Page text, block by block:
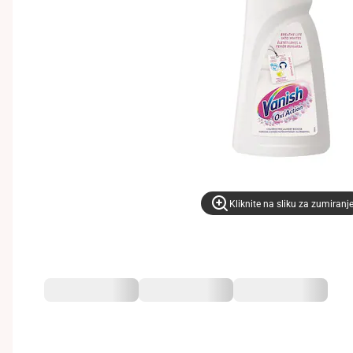
Kliknite na sliku za zumiranje